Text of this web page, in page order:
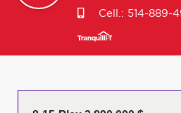
Cell.: 514-889-